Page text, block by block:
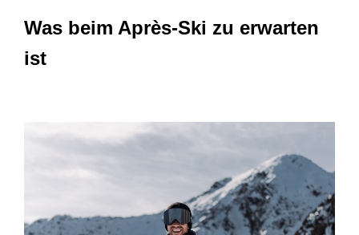
Was beim Après-Ski zu erwarten
ist